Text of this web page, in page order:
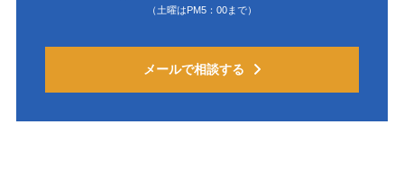
（土曜はPM5：00まで）
メールで相談する